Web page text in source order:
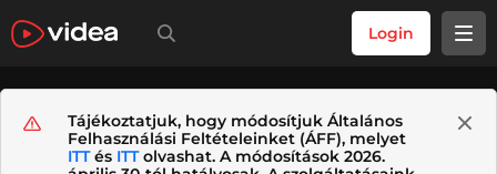
Login
Tájékoztatjuk, hogy módosítjuk Általános
Felhasználási Feltételeinket (ÁFF), melyet
ITTés ITTolvashat. A módosítások 2026.